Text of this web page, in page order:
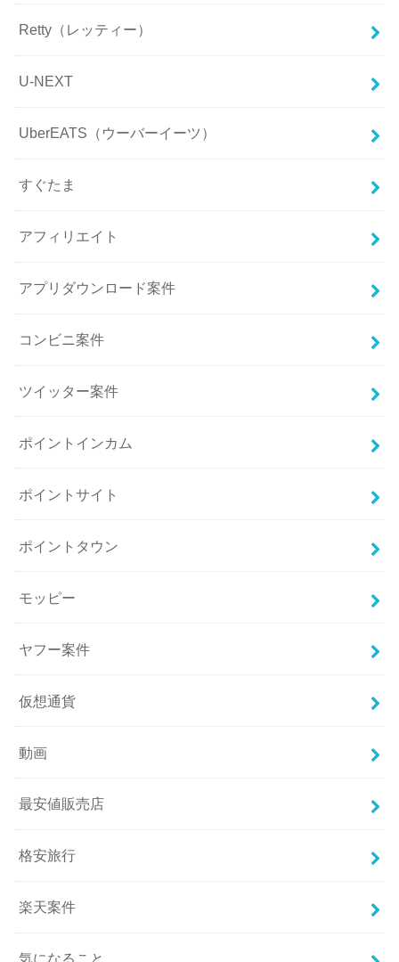
Retty（レッティー）
U-NEXT
UberEATS（ウーバーイーツ）
すぐたま
アフィリエイト
アプリダウンロード案件
コンビニ案件
ツイッター案件
ポイントインカム
ポイントサイト
ポイントタウン
モッピー
ヤフー案件
仮想通貨
動画
最安値販売店
格安旅行
楽天案件
気になること